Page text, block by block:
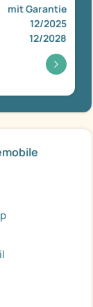
mit Garantie
12/2025
12/2028